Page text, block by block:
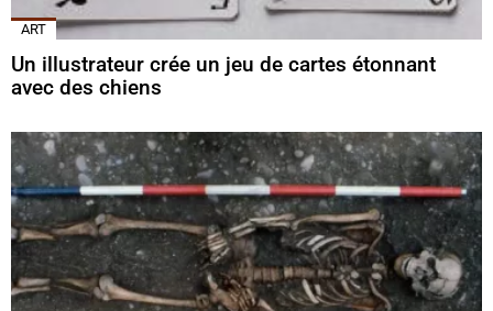
ART
Un illustrateur crée un jeu de cartes étonnant
avec des chiens